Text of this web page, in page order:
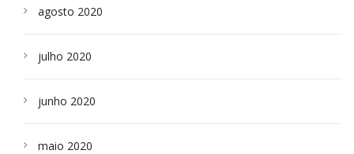
agosto 2020
julho 2020
junho 2020
maio 2020